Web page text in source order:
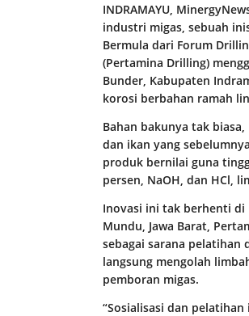
INDRAMAYU,
industri migas, sebuah
Bermula dari Forum
(Pertamina Drilling)
Bunder, Kabupaten
korosi berbahan ramah
Bahan bakunya tak
dan ikan yang
produk bernilai guna
persen, NaOH, dan HCl,
Inovasi ini tak berhenti di
Mundu, Jawa Barat,
sebagai sarana pelatihan
langsung mengolah
pemboran migas.
“Sosialisasi dan